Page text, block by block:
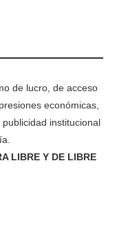
de lucro, de acceso
económicas,
institucional
LIBRE Y DE LIBRE